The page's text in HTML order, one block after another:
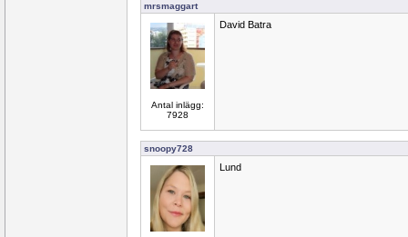
mrsmaggart
Antal inlägg:
7928
David Batra
snoopy728
Lund